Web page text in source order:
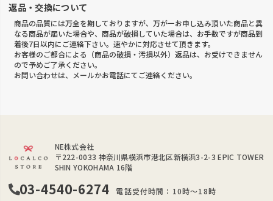
返品・交換について
商品の品質には万全を期しておりますが、万が一お申し込み頂いた商品と異
なる商品が届いた場合や、商品が破損していた場合は、お手数ですが商品到
着後7日以内にご連絡下さい。速やかに対応させて頂きます。
お客様のご都合による（商品の破損・汚損以外）返品は、お受けできません
ので予めご了承ください。
お問い合わせは、メールかお電話にてご連絡ください。
NE株式会社
〒222-0033 神奈川県横浜市港北区新横浜3-2-3 EPIC TOWER
SHIN YOKOHAMA 16階
03-4540-6274
電話受付時間：10時～18時